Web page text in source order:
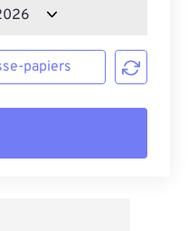
papiers